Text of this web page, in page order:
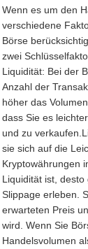
Wenn es um den
verschiedene
Börse
zwei
Liquidität: Bei der
Anzahl der
höher das
dass Sie es
und zu
sie sich auf die
Kryptowährungen
Liquidität ist,
Slippage erleben.
erwarteten Preis
wird. Wenn Sie
Handelsvolumen